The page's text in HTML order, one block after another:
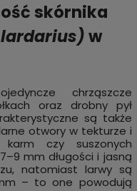
skórnika
w
chrząszcze
oraz drobny pył
są także
otwory w tekturze i
czy suszonych
mm długości i jasną
natomiast larwy są
– to one powodują